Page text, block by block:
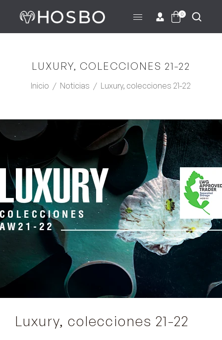
0
LUXURY, COLECCIONES 21-22
Inicio / Noticias / Luxury, colecciones 21-22
Luxury, colecciones 21-22